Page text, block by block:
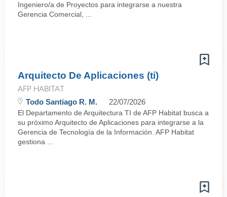
Ingeniero/a de Proyectos para integrarse a nuestra
Gerencia Comercial, ...
Arquitecto De Aplicaciones (ti)
AFP HABITAT
Todo Santiago R. M. 22/07/2026
El Departamento de Arquitectura TI de AFP Habitat busca a
su próximo Arquitecto de Aplicaciones para integrarse a la
Gerencia de Tecnología de la Información. AFP Habitat
gestiona ...